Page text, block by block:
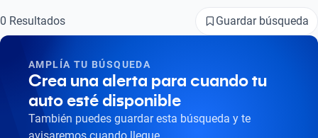
Busca por marca
Busca por modelo
Busca por versión
Busca por año
0 Resultados Guardar búsqueda
AMPLÍA TU BÚSQUEDA
Crea una alerta para cuando tu
auto esté disponible
También puedes guardar esta búsqueda y te